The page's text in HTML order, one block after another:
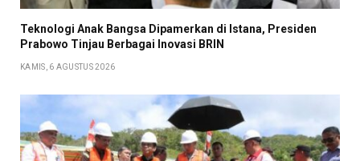
Teknologi Anak Bangsa Dipamerkan di Istana, Presiden
Prabowo Tinjau Berbagai Inovasi BRIN
KAMIS, 6 AGUSTUS 2026